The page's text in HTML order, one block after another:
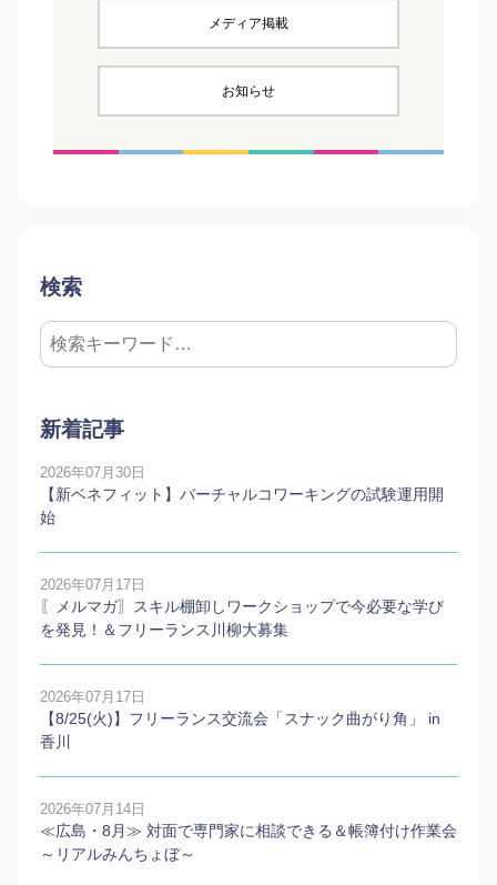
メディア掲載
お知らせ
検索
新着記事
2026年07月30日
【新ベネフィット】バーチャルコワーキングの試験運用開
始
2026年07月17日
〖メルマガ〗スキル棚卸しワークショップで今必要な学び
を発見！＆フリーランス川柳大募集
2026年07月17日
【8/25(火)】フリーランス交流会「スナック曲がり角」 in
香川
2026年07月14日
≪広島・8月≫ 対面で専門家に相談できる＆帳簿付け作業会
～リアルみんちょぼ～